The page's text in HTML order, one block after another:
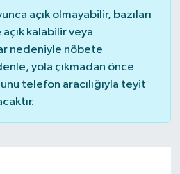
açık olmayabilir, bazıları
kalabilir veya
nedeniyle nöbete
yola çıkmadan önce
telefon aracılığıyla teyit